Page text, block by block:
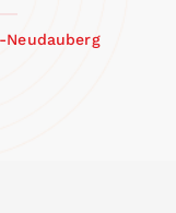
Neudauberg